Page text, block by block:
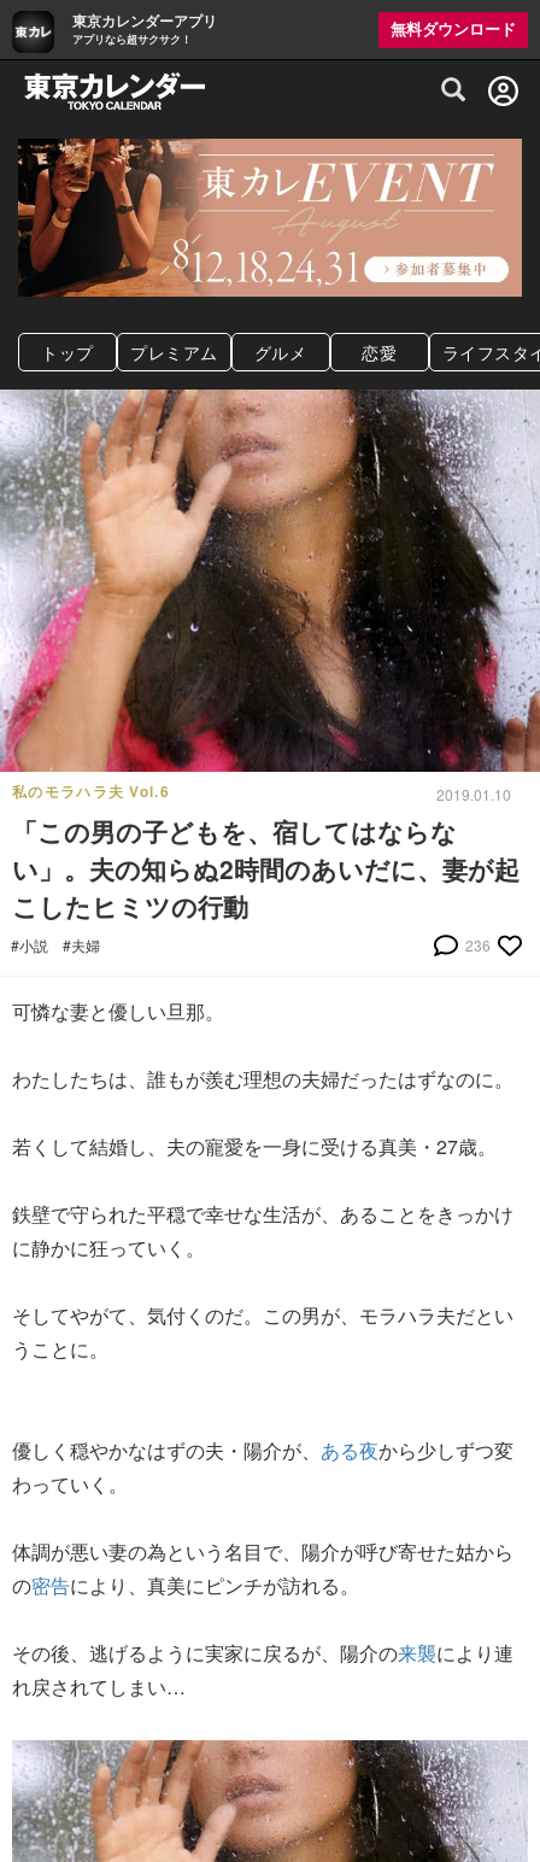
東京カレンダーアプリ
アプリなら超サクサク！
無料ダウンロード
グルメ情報・プレミアムレストラン予約
トップ プレミアム グルメ 恋愛 ライフスタ
私のモラハラ夫 Vol.6 2019.01.10
「この男の子どもを、宿してはならな
い」。夫の知らぬ2時間のあいだに、妻が起
こしたヒミツの行動
#小説 #夫婦 236
可憐な妻と優しい旦那。
わたしたちは、誰もが羨む理想の夫婦だったはずなのに。
若くして結婚し、夫の寵愛を一身に受ける真美・27歳。
鉄壁で守られた平穏で幸せな生活が、あることをきっかけ
に静かに狂っていく。
そしてやがて、気付くのだ。この男が、モラハラ夫だとい
うことに。
優しく穏やかなはずの夫・陽介が、 ある夜から少しずつ変
わっていく。
体調が悪い妻の為という名目で、陽介が呼び寄せた姑から
の密告により、真美にピンチが訪れる。
その後、逃げるように実家に戻るが、陽介の来襲により連
れ戻されてしまい…